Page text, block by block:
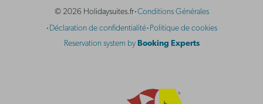
© 2026 Holidaysuites.fr·Conditions Générales
· Déclaration de confidentialité· Politique de cookies
Reservation system by Booking Experts